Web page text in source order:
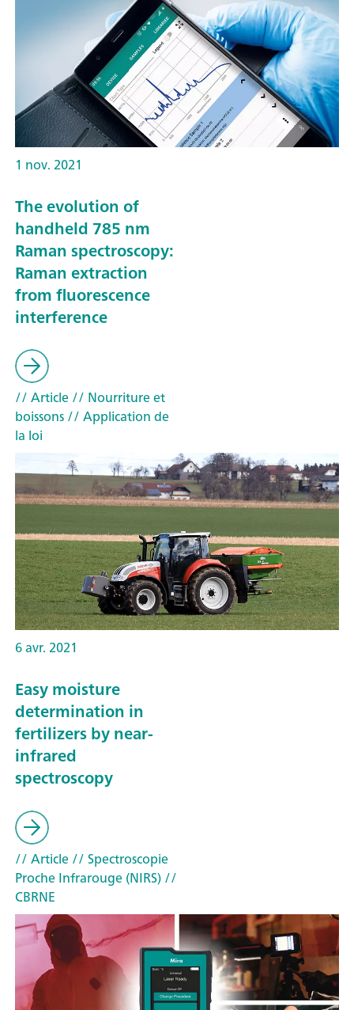
1 nov. 2021
The evolution of
handheld 785 nm
Raman spectroscopy:
Raman extraction
from fluorescence
interference
// Article// Nourriture et
boissons// Application de
la loi
6 avr. 2021
Easy moisture
determination in
fertilizers by near-
infrared
spectroscopy
// Article// Spectroscopie
Proche Infrarouge (NIRS)//
CBRNE